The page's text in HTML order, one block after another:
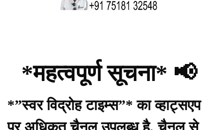
*महत्वपूर्ण सूचना* 📢
*”स्वर विद्रोह टाइम्स”* का व्हाट्सएप
पर अधिकृत चैनल उपलब्ध है, चैनल से